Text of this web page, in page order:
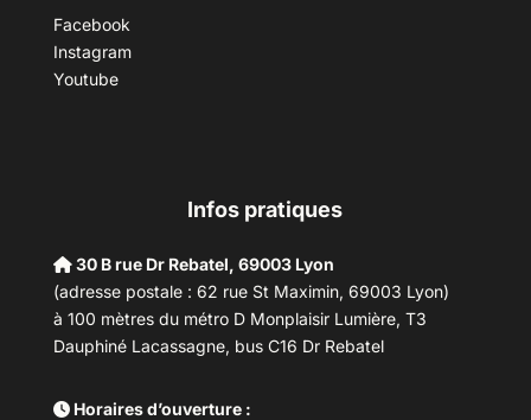
Facebook
Instagram
Youtube
Infos pratiques
30 B rue Dr Rebatel, 69003 Lyon
(adresse postale : 62 rue St Maximin, 69003 Lyon)
à 100 mètres du métro D Monplaisir Lumière, T3
Dauphiné Lacassagne, bus C16 Dr Rebatel
Horaires d’ouverture :